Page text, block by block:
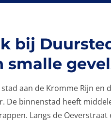
bij
smalle
aan de Kromme Rijn en
De binnenstad heeft
Langs de Oeverstraat